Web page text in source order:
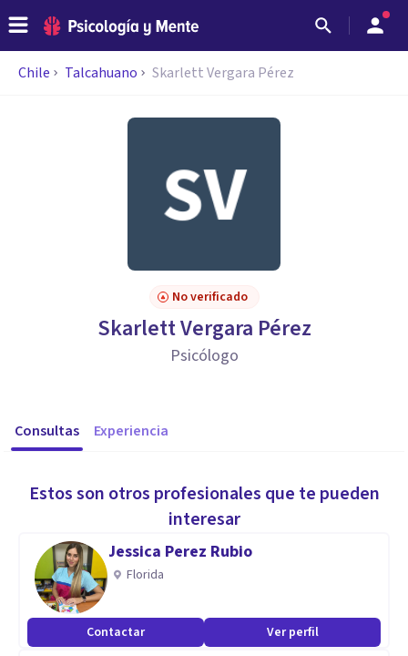
Chile Talcahuano Skarlett Vergara Pérez
No verificado
Skarlett Vergara Pérez
Psicólogo
Consultas Experiencia
Estos son otros profesionales que te pueden
interesar
Jessica Perez Rubio
Florida
Contactar Ver perfil